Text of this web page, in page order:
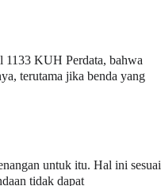
1133 KUH Perdata, bahwa
terutama jika benda yang
untuk itu. Hal ini sesuai
tidak dapat